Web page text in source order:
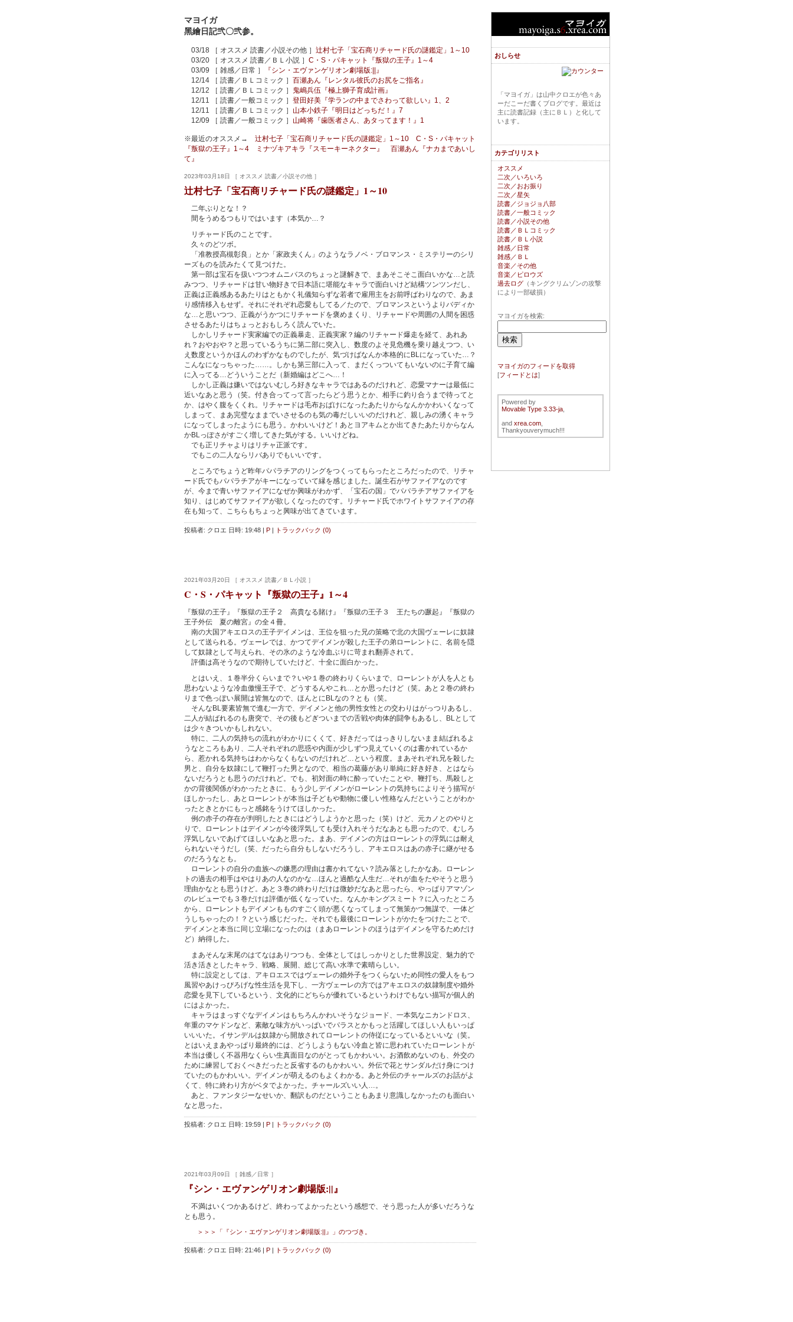
マヨイガ
黑繪日記弐〇弐参。
03/18 ［ オススメ 読書／小説その他 ］ 辻村七子「宝石商リチャード氏の謎鑑定」1～10
03/20 ［ オススメ 読書／ＢＬ小説 ］ C・S・パキャット『叛獄の王子』1～4
03/09 ［ 雑感／日常 ］
『シン・エヴァンゲリオン劇場版:||』
12/14 ［ 読書／ＢＬコミック ］ 百瀬あん『レンタル彼氏のお尻をご指名』
12/12 ［ 読書／ＢＬコミック ］
鬼嶋兵伍『極上獅子育成計画』
12/11 ［ 読書／一般コミック ］ 登田好美『学ランの中までさわって欲しい』1、2
12/11 ［ 読書／ＢＬコミック ］ 山本小鉄子『明日はどっちだ！』7
12/09 ［ 読書／一般コミック ］ 山崎将『歯医者さん、あタってます！』1
※最近のオススメ→ 辻村七子「宝石商リチャード氏の謎鑑定」1～10
C・S・パキャット
『叛獄の王子』1～4
ミナヅキアキラ『スモーキーネクター』
百瀬あん『ナカまであいし
て』
2023年03月18日 ［ オススメ 読書／小説その他 ］
辻村七子「宝石商リチャード氏の謎鑑定」1～10
二年ぶりとな！？
間をうめるつもりではいます（本気か…？
リチャード氏のことです。
久々のどツボ。
「准教授高槻彰良」とか「家政夫くん」のようなラノベ・ブロマンス・ミステリーのシリ
ーズものを読みたくて見つけた。
第一部は宝石を扱いつつオムニバスのちょっと謎解きで、まあそこそこ面白いかな…と読
みつつ、リチャードは甘い物好きで日本語に堪能なキャラで面白いけど結構ツンツンだし、
正義は正義感あるあたりはともかく礼儀知らずな若者で雇用主をお前呼ばわりなので、あま
り感情移入もせず。それにそれぞれ恋愛もしてる／たので、ブロマンスというよりバディか
な…と思いつつ、正義がうかつにリチャードを褒めまくり、リチャードや周囲の人間を困惑
させるあたりはちょっとおもしろく読んでいた。
しかしリチャード実家編での正義暴走、正義実家？編のリチャード爆走を経て、あれあ
れ？おやおや？と思っているうちに第二部に突入し、数度のよそ見危機を乗り越えつつ、い
え数度というかほんのわずかなものでしたが、気づけばなんか本格的にBLになっていた…？
こんなになっちゃった……。しかも第三部に入って、まだくっついてもいないのに子育て編
に入ってる…どういうことだ（新婚編はどこへ…！
しかし正義は嫌いではないむしろ好きなキャラではあるのだけれど、恋愛マナーは最低に
近いなあと思う（笑。付き合ってって言ったらどう思うとか、相手に釣り合うまで待ってと
か、はやく腹をくくれ。リチャードは毛布おばけになったあたりからなんかかわいくなって
しまって、まあ完璧なままでいさせるのも気の毒だしいいのだけれど、親しみの湧くキャラ
になってしまったようにも思う。かわいいけど！あとヨアキムとか出てきたあたりからなん
かBLっぽさがすごく増してきた気がする。いいけどね。
でも正リチャよりはリチャ正派です。
でもこの二人ならリバありでもいいです。
ところでちょうど昨年パパラチアのリングをつくってもらったところだったので、リチャ
ード氏でもパパラチアがキーになっていて縁を感じました。誕生石がサファイアなのです
が、今まで青いサファイアになぜか興味がわかず、「宝石の国」でパパラチアサファイアを
知り、はじめてサファイアが欲しくなったのです。リチャード氏でホワイトサファイアの存
在も知って、こちらもちょっと興味が出てきています。
投稿者: クロエ 日時: 19:48 | P | トラックバック (0)
2021年03月20日 ［ オススメ 読書／ＢＬ小説 ］
C・S・パキャット『叛獄の王子』1～4
『叛獄の王子』『叛獄の王子２ 高貴なる賭け』『叛獄の王子３ 王たちの蹶起』『叛獄の
王子外伝 夏の離宮』の全４冊。
南の大国アキエロスの王子デイメンは、王位を狙った兄の策略で北の大国ヴェーレに奴隷
として送られる。ヴェーレでは、かつてデイメンが殺した王子の弟ローレントに、名前を隠
して奴隷として与えられ、その氷のような冷血ぶりに苛まれ翻弄されて。
評価は高そうなので期待していたけど、十全に面白かった。
とはいえ、１巻半分くらいまで？いや１巻の終わりくらいまで、ローレントが人を人とも
思わないような冷血傲慢王子で、どうするんやこれ…とか思ったけど（笑。あと２巻の終わ
りまで色っぽい展開は皆無なので、ほんとにBLなの？とも（笑。
そんなBL要素皆無で進む一方で、デイメンと他の男性女性との交わりはがっつりあるし、
二人が結ばれるのも唐突で、その後もどぎついまでの舌戦や肉体的闘争もあるし、BLとして
は少々きついかもしれない。
特に、二人の気持ちの流れがわかりにくくて、好きだってはっきりしないまま結ばれるよ
うなところもあり、二人それぞれの思惑や内面が少しずつ見えていくのは書かれているか
ら、惹かれる気持ちはわからなくもないのだけれど…という程度。まあそれぞれ兄を殺した
男と、自分を奴隷にして鞭打った男となので、相当の葛藤があり単純に好き好き、とはなら
ないだろうとも思うのだけれど。でも、初対面の時に酔っていたことや、鞭打ち、馬殺しと
かの背後関係がわかったときに、もう少しデイメンがローレントの気持ちによりそう描写が
ほしかったし、あとローレントが本当は子どもや動物に優しい性格なんだということがわか
ったときとかにもっと感銘をうけてほしかった。
例の赤子の存在が判明したときにはどうしようかと思った（笑）けど、元カノとのやりと
りで、ローレントはデイメンが今後浮気しても受け入れそうだなあとも思ったので、むしろ
浮気しないであげてほしいなあと思った。まあ、デイメンの方はローレントの浮気には耐え
られないそうだし（笑、だったら自分もしないだろうし、アキエロスはあの赤子に継がせる
のだろうなとも。
ローレントの自分の血族への嫌悪の理由は書かれてない？読み落としたかなあ。ローレン
トの過去の相手はやはりあの人なのかな…ほんと過酷な人生だ…それが血をたやそうと思う
理由かなとも思うけど。あと３巻の終わりだけは微妙だなあと思ったら、やっぱりアマゾン
のレビューでも３巻だけは評価が低くなっていた。なんかキングスミート？に入ったところ
から、ローレントもデイメンもものすごく頭が悪くなってしまって無策かつ無謀で、一体ど
うしちゃったの！？という感じだった。それでも最後にローレントがかたをつけたことで、
デイメンと本当に同じ立場になったのは（まあローレントのほうはデイメンを守るためだけ
ど）納得した。
まあそんな末尾のはてなはありつつも、全体としてはしっかりとした世界設定、魅力的で
活き活きとしたキャラ、戦略、展開、総じて高い水準で素晴らしい。
特に設定としては、アキロエスではヴェーレの婚外子をつくらないため同性の愛人をもつ
風習やあけっぴろげな性生活を見下し、一方ヴェーレの方ではアキエロスの奴隷制度や婚外
恋愛を見下しているという、文化的にどちらが優れているというわけでもない描写が個人的
にはよかった。
キャラはまっすぐなデイメンはもちろんかわいそうなジョード、一本気なニカンドロス、
年重のマケドンなど、素敵な味方がいっぱいでパラスとかもっと活躍してほしい人もいっぱ
いいいた。イサンデルは奴隷から開放されてローレントの侍従になっているといいな（笑。
とはいえまあやっぱり最終的には、どうしようもない冷血と皆に思われていたローレントが
本当は優しく不器用なくらい生真面目なのがとってもかわいい。お酒飲めないのも、外交の
ために練習しておくべきだったと反省するのもかわいい。外伝で花とサンダルだけ身につけ
ていたのもかわいい。デイメンが萌えるのもよくわかる。あと外伝のチャールズのお話がよ
くて、特に終わり方がベタでよかった。チャールズいい人…。
あと、ファンタジーなせいか、翻訳ものだということもあまり意識しなかったのも面白い
なと思った。
投稿者: クロエ 日時: 19:59 | P | トラックバック (0)
2021年03月09日 ［ 雑感／日常 ］
『シン・エヴァンゲリオン劇場版:||』
不満はいくつかあるけど、終わってよかったという感想で、そう思った人が多いだろうな
とも思う。
＞＞＞「『シン・エヴァンゲリオン劇場版:||』」のつづき。
投稿者: クロエ 日時: 21:46 | P | トラックバック (0)
おしらせ
「マヨイガ」は山中クロエが色々あ
ーだこーだ書くブログです。最近は
主に読書記録（主にＢＬ）と化して
います。
カテゴリリスト
オススメ
二次／いろいろ
二次／おお振り
二次／星矢
読書／ジョジョ八部
読書／一般コミック
読書／小説その他
読書／ＢＬコミック
読書／ＢＬ小説
雑感／日常
雑感／ＢＬ
音楽／その他
音楽／ピロウズ
過去ログ （キングクリムゾンの攻撃
により一部破損）
マヨイガを検索:
マヨイガのフィードを取得
[フィードとは]
Powered by
Movable Type 3.33-ja
and xrea.com
Thankyouverymuch!!!